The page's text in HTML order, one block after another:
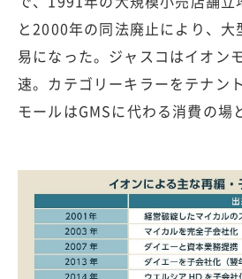
と2000年の同法廃止により、大
易になった。ジャスコはイオン
速。カテゴリーキラーをテナン
モールはGMSに代わる消費の場